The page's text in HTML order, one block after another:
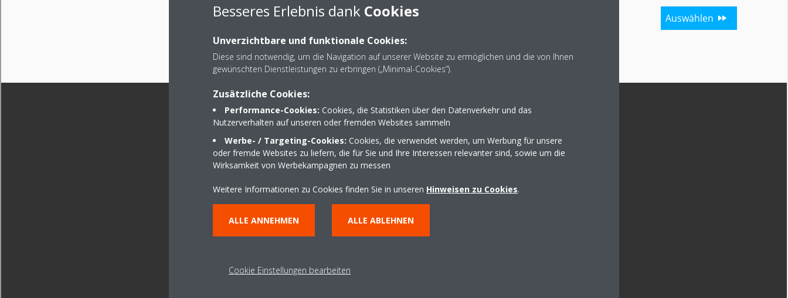
Besseres Erlebnis dank Cookies
Unverzichtbare und funktionale Cookies:
Diese sind notwendig, um die Navigation auf unserer Website zu ermöglichen und die von Ihnen
gewünschten Dienstleistungen zu erbringen („Minimal-Cookies“).
Zusätzliche Cookies:
Performance-Cookies: Cookies, die Statistiken über den Datenverkehr und das
Nutzerverhalten auf unseren oder fremden Websites sammeln
Werbe- / Targeting-Cookies: Cookies, die verwendet werden, um Werbung für unsere
oder fremde Websites zu liefern, die für Sie und Ihre Interessen relevanter sind, sowie um die
Wirksamkeit von Werbekampagnen zu messen
Weitere Informationen zu Cookies finden Sie in unseren Hinweisen zu Cookies.
ALLE ANNEHMEN ALLE ABLEHNEN
Cookie Einstellungen bearbeiten